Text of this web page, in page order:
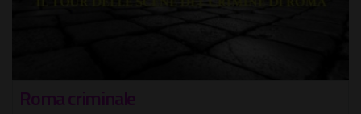
Roma criminale